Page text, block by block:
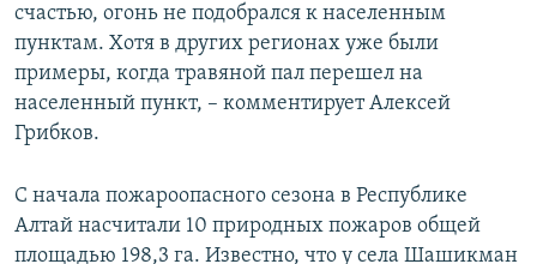
счастью, огонь не подобрался к населенным
пунктам. Хотя в других регионах уже были
примеры, когда травяной пал перешел на
населенный пункт, – комментирует Алексей
Грибков.
С начала пожароопасного сезона в Республике
Алтай насчитали 10 природных пожаров общей
площадью 198,3 га. Известно, что у села Шашикман